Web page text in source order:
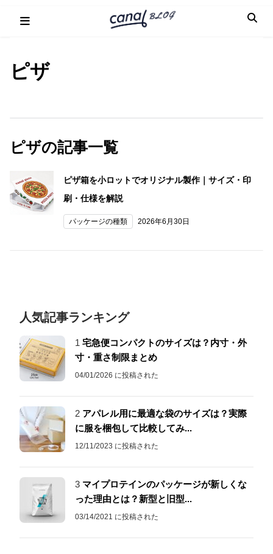
ピザ
ピザの記事一覧
ピザ箱を小ロットでオリジナル製作｜サイズ・印
刷・仕様を解説
パッケージの種類 2026年6月30日
人気記事ランキング
1 宅急便コンパクトのサイズは？内寸・外
寸・重さ制限まとめ
04/01/2026 に投稿された
2 アパレル用に最適な袋のサイズは？実際
に服を梱包して比較してみ...
12/11/2023 に投稿された
3 マイプロテインのパッケージが新しくな
った理由とは？新型と旧型...
03/14/2021 に投稿された